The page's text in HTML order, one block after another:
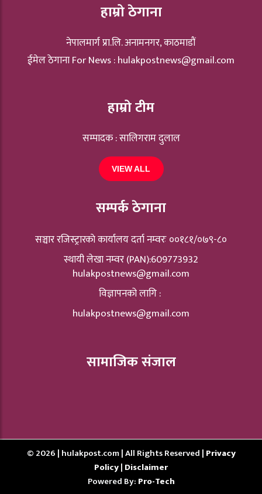
हाम्रो ठेगाना
नेपालमार्ग प्रा.लि. अनामनगर, काठमाडौं
ईमेल ठेगाना For News :hulakpostnews@gmail.com
हाम्रो टीम
सम्पादक : सालिगराम दुलाल
VIEW ALL
सम्पर्क ठेगाना
सञ्चार रजिस्ट्रारकाे कार्यालय दर्ता नम्वरः ००१८१/०७९-८०
स्थायी लेखा नम्वर (PAN):609773932
hulakpostnews@gmail.com
विज्ञापनको लागि :
hulakpostnews@gmail.com
सामाजिक संजाल
© 2026 | hulakpost.com | All Rights Reserved | Privacy
Policy| Disclaimer
Powered By: Pro-Tech